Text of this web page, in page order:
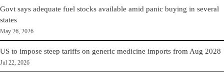
Govt says adequate fuel stocks available amid panic buying in several
states
May 26, 2026
US to impose steep tariffs on generic medicine imports from Aug 2028
Jul 22, 2026